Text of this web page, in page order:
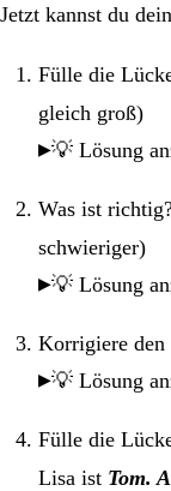
Jetzt kannst du
Fülle die
gleich groß)
💡 Lösung
Was ist
schwieriger)
💡 Lösung
Korrigiere den
💡 Lösung
Fülle die
Lisa ist Tom.